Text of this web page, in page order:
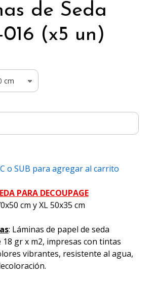
de Seda
(x5 un)
o SUB para agregar al carrito
PARA DECOUPAGE
cm y XL 50x35 cm
: Láminas de papel de seda
18 gr x m2, impresas con tintas
vibrantes, resistente al agua,